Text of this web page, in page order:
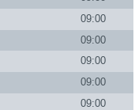
09:00
09:00
09:00
09:00
09:00